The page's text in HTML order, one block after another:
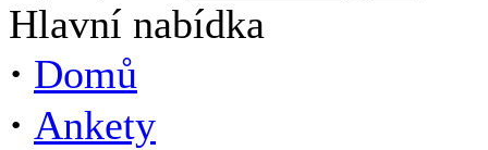
Hlavní nabídka
· Domů
· Ankety